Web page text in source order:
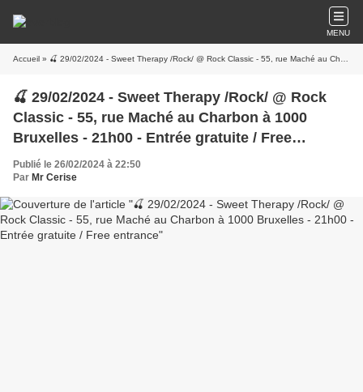
MENU
Accueil » 🍒 29/02/2024 - Sweet Therapy /Rock/ @ Rock Classic - 55, rue Maché au Charbon à 1000 Bruxelles - 21h00 - Entrée gratuite / Free entrance
🍒 29/02/2024 - Sweet Therapy /Rock/ @ Rock
Classic - 55, rue Maché au Charbon à 1000
Bruxelles - 21h00 - Entrée gratuite / Free
entrance
Publié le 26/02/2024 à 22:50
Par Mr Cerise